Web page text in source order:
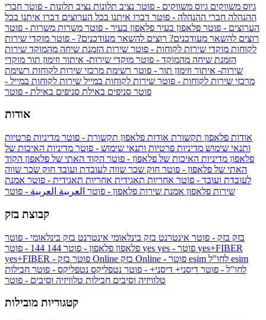
גיוס משווקים גיוס משווקים - פוטר נציב תלונות נציב תלונות - פוטר חברי
ההנהלה חברי ההנהלה - פוטר דברו איתנו בכל הערוצים דברו איתנו בכל
הערוצים - פוטר פלאפון בעיר פלאפון בעיר - פוטר משרות משרות - פוטר
רוצים להשאר מעודכנים? רוצים להשאר מעודכנים? - פוטר מוקדי שירות
לקוחות מוקדי שירות לקוחות - פוטר שירות הזמנת שיחה מהמוקד שירות
הזמנת שיחה מהמוקד - פוטר מוקדי שירות- איתור וזימון תור מוקדי
שירות- איתור וזימון תור - פוטר רשימת מרכזי שירות לקוחות רשימת
מרכזי שירות לקוחות - פוטר שירות לקוחות במייל שירות לקוחות במייל -
פוטר סניפים באילת סניפים באילת - פוטר
אודות
אודות פלאפון תקשורת אודות פלאפון תקשורת - פוטר מדיניות פרטיות
ותנאי שימוש מדיניות פרטיות ותנאי שימוש - פוטר מדיניות האיכות של
פלאפון מדיניות האיכות של פלאפון - פוטר הקוד האתי של פלאפון הקוד
האתי של פלאפון - פוטר חוק שכר שווה לעובדת ועובד חוק שכר שווה
לעובדת ועובד - פוטר אחריות תאגידית אחריות תאגידית - פוטר אמנת
שירות פלאפון אמנת שירות פלאפון - פוטר العربية العربية - פוטר
קבוצת בזק
בזק בזק - פוטר אינטרנט בזק בינלאומי אינטרנט בזק בינלאומי - פוטר
פלאפון פלאפון - פוטר 144 yes
yes+FIBER
yes+FIBER - פוטר בזק Online
esim
לחו"ל - פוטר דיסני+ דיסני+ - פוטר נטפליקס נטפליקס - פוטר חבילות
טלוויזיה וסיבים חבילות טלוויזיה וסיבים - פוטר
קטגוריות מובילות